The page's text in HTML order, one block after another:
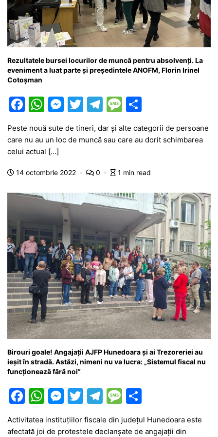
Rezultatele bursei locurilor de muncă pentru absolvenți. La
eveniment a luat parte și președintele ANOFM, Florin Irinel
Cotoșman
F
c
e
b
o
k
W
at
s
A
p
M
s
e
g
er
T
w
itt
T
el
e
a
m
M
s
a
e
ta
a
ă
Peste nouă sute de tineri, dar și alte categorii de persoane
care nu au un loc de muncă sau care au dorit schimbarea
celui actual […]
14 octombrie 2022 0 1 min read
Birouri goale! Angajații AJFP Hunedoara și ai Trezoreriei au
ieșit în stradă. Astăzi, nimeni nu va lucra: „Sistemul fiscal nu
funcționează fără noi”
F
a
c
W
h
at
M
e
s
T
w
itt
T
el
e
M
s ta
Activitatea instituțiilor fiscale din județul Hunedoara este
afectată joi de protestele declanșate de angajații din